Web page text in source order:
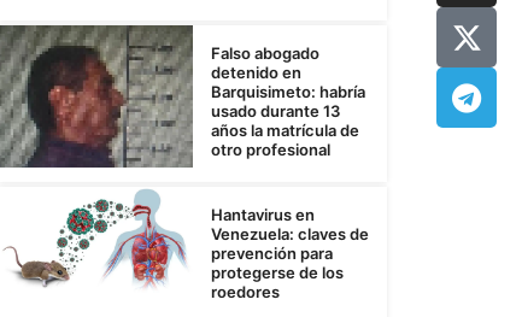
Falso abogado
detenido en
Barquisimeto: habría
usado durante 13
años la matrícula de
otro profesional
Hantavirus en
Venezuela: claves de
prevención para
protegerse de los
roedores